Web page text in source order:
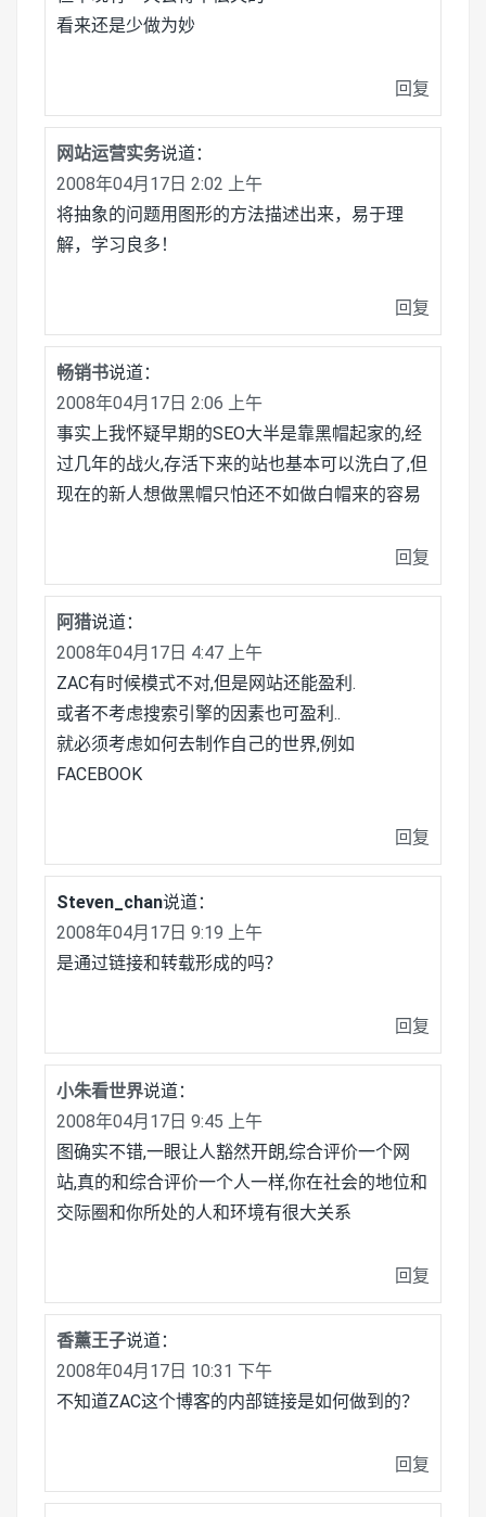
看来还是少做为妙
回复
网站运营实务说道：
2008年04月17日 2:02 上午
将抽象的问题用图形的方法描述出来，易于理
解，学习良多！
回复
畅销书说道：
2008年04月17日 2:06 上午
事实上我怀疑早期的SEO大半是靠黑帽起家的,经
过几年的战火,存活下来的站也基本可以洗白了,但
现在的新人想做黑帽只怕还不如做白帽来的容易
回复
阿猎说道：
2008年04月17日 4:47 上午
ZAC有时候模式不对,但是网站还能盈利.
或者不考虑搜索引擎的因素也可盈利..
就必须考虑如何去制作自己的世界,例如
FACEBOOK
回复
Steven_chan说道：
2008年04月17日 9:19 上午
是通过链接和转载形成的吗？
回复
小朱看世界说道：
2008年04月17日 9:45 上午
图确实不错,一眼让人豁然开朗,综合评价一个网
站,真的和综合评价一个人一样,你在社会的地位和
交际圈和你所处的人和环境有很大关系
回复
香薰王子说道：
2008年04月17日 10:31 下午
不知道ZAC这个博客的内部链接是如何做到的？
回复